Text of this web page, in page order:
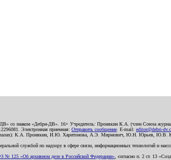
ДВ» со знаком «Дебри-ДВ». 16+ Учредитель: Пронякин К.А. (член Союза
Электронная приемная: Отправить сообщение . E-mail: editor@debri-
началах): К.А. Пронякин, И.Ю. Харитонова, А.Э. Мирмович, Ю.Н.
службой по надзору в сфере связи, информационных технологий и
№ 125 «Об архивном деле в Российской Федерации» , согласно п. 2 ст. 13